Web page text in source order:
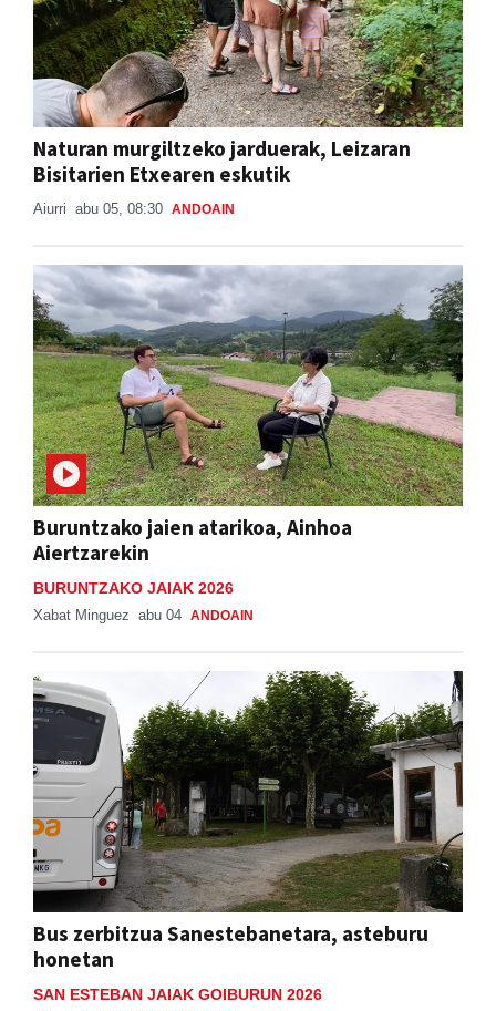
Naturan murgiltzeko jarduerak, Leizaran
Bisitarien Etxearen eskutik
Aiurri abu 05, 08:30 ANDOAIN
Buruntzako jaien atarikoa, Ainhoa
Aiertzarekin
BURUNTZAKO JAIAK 2026
Xabat Minguez abu 04 ANDOAIN
Bus zerbitzua Sanestebanetara, asteburu
honetan
SAN ESTEBAN JAIAK GOIBURUN 2026